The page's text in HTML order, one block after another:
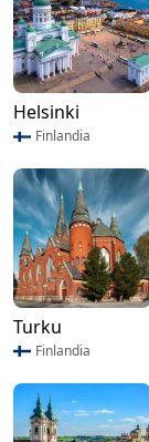
Helsinki
Finlandia
Turku
Finlandia